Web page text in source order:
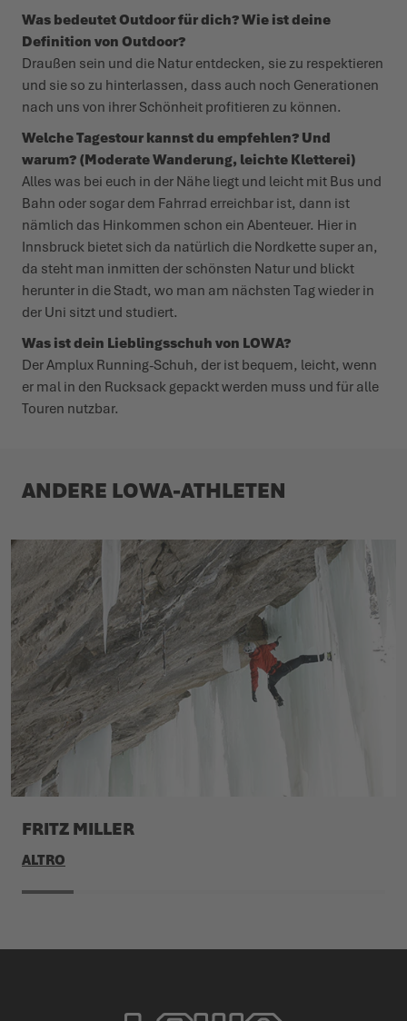
Was bedeutet Outdoor für dich? Wie ist deine
Definition von Outdoor?
Draußen sein und die Natur entdecken, sie zu respektieren
und sie so zu hinterlassen, dass auch noch Generationen
nach uns von ihrer Schönheit profitieren zu können.
Welche Tagestour kannst du empfehlen? Und
warum? (Moderate Wanderung, leichte Kletterei)
Alles was bei euch in der Nähe liegt und leicht mit Bus und
Bahn oder sogar dem Fahrrad erreichbar ist, dann ist
nämlich das Hinkommen schon ein Abenteuer. Hier in
Innsbruck bietet sich da natürlich die Nordkette super an,
da steht man inmitten der schönsten Natur und blickt
herunter in die Stadt, wo man am nächsten Tag wieder in
der Uni sitzt und studiert.
Was ist dein Lieblingsschuh von LOWA?
Der Amplux Running-Schuh, der ist bequem, leicht, wenn
er mal in den Rucksack gepackt werden muss und für alle
Touren nutzbar.
ANDERE LOWA-ATHLETEN
FRITZ MILLER
ALTRO